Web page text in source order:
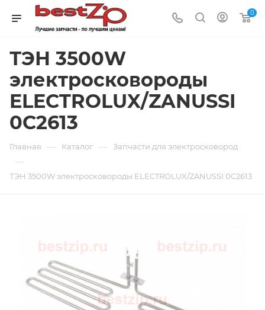
0
ТЭН 3500W
электросковороды
ELECTROLUX/ZANUSSI
0C2613
Главная — Каталог — Запчасти для электросковород
—
ТЭН 3500W электросковороды ELECTROLUX/ZANUSSI 0C2613